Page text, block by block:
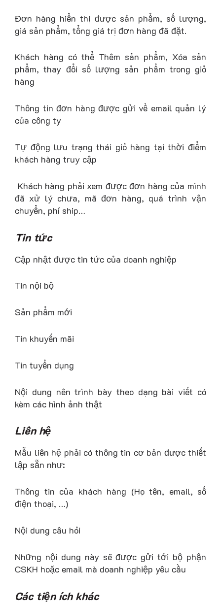
Đơn hàng hiển thị được sản phẩm, số lượng,
giá sản phẩm, tổng giá trị đơn hàng đã đặt.
Khách hàng có thể Thêm sản phẩm, Xóa sản
phẩm, thay đổi số lượng sản phẩm trong giỏ
hàng
Thông tin đơn hàng được gửi về email quản lý
của công ty
Tự động lưu trạng thái giỏ hàng tại thời điểm
khách hàng truy cập
Khách hàng phải xem được đơn hàng của mình
đã xử lý chưa, mã đơn hàng, quá trình vận
chuyển, phí ship…
Tin tức
Cập nhật được tin tức của doanh nghiệp
Tin nội bộ
Sản phẩm mới
Tin khuyến mãi
Tin tuyển dụng
Nội dung nên trình bày theo dạng bài viết có
kèm các hình ảnh thật
Liên hệ
Mẫu liên hệ phải có thông tin cơ bản được thiết
lập sẵn như:
Thông tin của khách hàng (Họ tên, email, số
điện thoại, …)
Nội dung câu hỏi
Những nội dung này sẽ được gửi tới bộ phận
CSKH hoặc email mà doanh nghiệp yêu cầu
Các tiện ích khác